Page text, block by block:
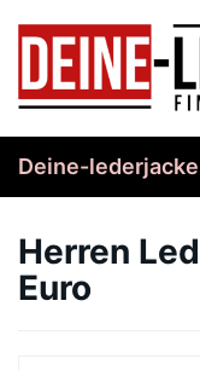
content
Deine-
Herren
Euro